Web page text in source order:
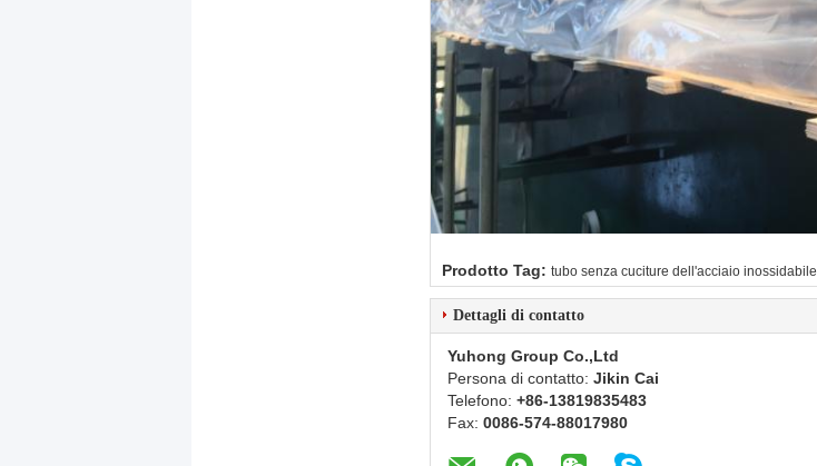
Prodotto Tag: tubo senza cuciture dell'acciaio inossidabile
Dettagli di contatto
Yuhong Group Co.,Ltd
Persona di contatto: Jikin Cai
Telefono: +86-13819835483
Fax: 0086-574-88017980